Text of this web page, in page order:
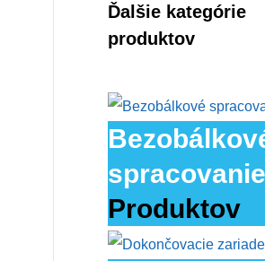
Ďalšie kategórie
produktov
spracovanie
Produktov